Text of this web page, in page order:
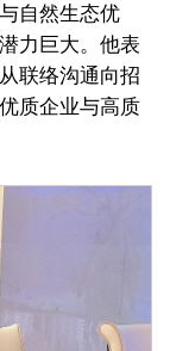
自然生态优
力巨大。他表
联络沟通向招
质企业与高质